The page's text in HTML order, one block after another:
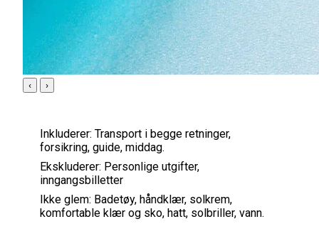
‹ ›
Inkluderer: Transport i begge retninger,
forsikring, guide, middag.
Ekskluderer: Personlige utgifter,
inngangsbilletter
Ikke glem: Badetøy, håndklær, solkrem,
komfortable klær og sko, hatt, solbriller, vann.